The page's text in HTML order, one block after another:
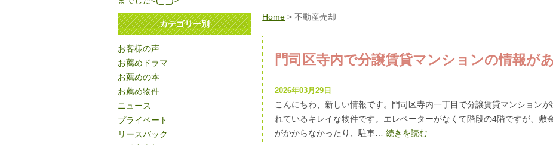
Home >不動産売却
門司区寺内で分譲賃貸マンションの情報が
2026年03月29日
こんにちわ、新しい情報です。門司区寺内一丁目で分譲賃貸マンション
れているキレイな物件です。エレベーターがなくて階段の4階ですが、敷
がかからなかったり、駐車…続きを読む
カテゴリー別
お客様の声
お薦めドラマ
お薦めの本
お薦め物件
ニュース
プライベート
リースバック